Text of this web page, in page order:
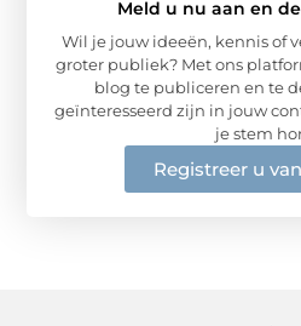
Meld u nu aan en
Wil je jouw ideeën, kennis of
groter publiek? Met ons
blog te publiceren en te
geïnteresseerd zijn in jouw
je stem
Registreer u